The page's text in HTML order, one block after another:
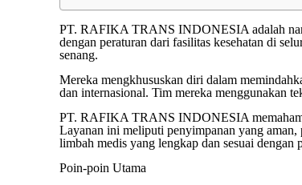
PT. RAFIKA TRANS INDONESIA adalah
dengan peraturan dari fasilitas kesehatan di
senang.
Mereka mengkhususkan diri dalam
dan internasional. Tim mereka menggunakan
PT. RAFIKA TRANS INDONESIA memahami
Layanan ini meliputi penyimpanan yang aman,
limbah medis yang lengkap dan sesuai dengan
Poin-poin Utama